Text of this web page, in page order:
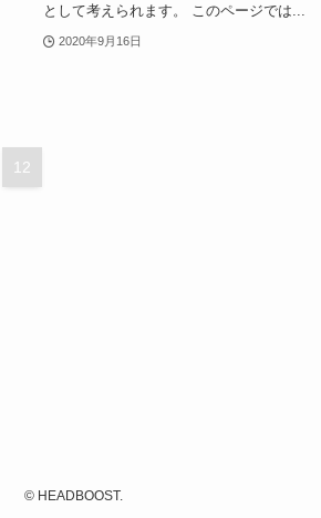
として考えられます。 このページでは...
2020年9月16日
12
©HEADBOOST.